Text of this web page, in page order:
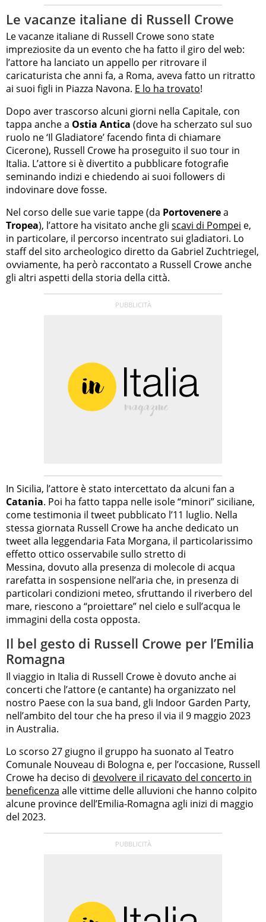
Le vacanze italiane di Russell Crowe
Le vacanze italiane di Russell Crowe sono state
impreziosite da un evento che ha fatto il giro del web:
l’attore ha lanciato un appello per ritrovare il
caricaturista che anni fa, a Roma, aveva fatto un ritratto
ai suoi figli in Piazza Navona. E lo ha trovato!
Dopo aver trascorso alcuni giorni nella Capitale, con
tappa anche a Ostia Antica (dove ha scherzato sul suo
ruolo ne ‘Il Gladiatore’ facendo finta di chiamare
Cicerone), Russell Crowe ha proseguito il suo tour in
Italia. L’attore si è divertito a pubblicare fotografie
seminando indizi e chiedendo ai suoi followers di
indovinare dove fosse.
Nel corso delle sue varie tappe (da Portovenerea
Tropea), l’attore ha visitato anche gli scavi di Pompei e,
in particolare, il percorso incentrato sui gladiatori. Lo
staff del sito archeologico diretto da Gabriel Zuchtriegel,
ovviamente, ha però raccontato a Russell Crowe anche
gli altri aspetti della storia della città.
In Sicilia, l’attore è stato intercettato da alcuni fan a
Catania. Poi ha fatto tappa nelle isole “minori” siciliane,
come testimonia il tweet pubblicato l’11 luglio. Nella
stessa giornata Russell Crowe ha anche dedicato un
tweet alla leggendaria Fata Morgana, il particolarissimo
effetto ottico osservabile sullo stretto di
Messina, dovuto alla presenza di molecole di acqua
rarefatta in sospensione nell’aria che, in presenza di
particolari condizioni meteo, sfruttando il riverbero del
mare, riescono a “proiettare” nel cielo e sull’acqua le
immagini della costa opposta.
Il bel gesto di Russell Crowe per l’Emilia
Romagna
Il viaggio in Italia di Russell Crowe è dovuto anche ai
concerti che l’attore (e cantante) ha organizzato nel
nostro Paese con la sua band, gli Indoor Garden Party,
nell’ambito del tour che ha preso il via il 9 maggio 2023
in Australia.
Lo scorso 27 giugno il gruppo ha suonato al Teatro
Comunale Nouveau di Bologna e, per l’occasione, Russell
Crowe ha deciso di devolvere il ricavato del concerto in
beneficenza alle vittime delle alluvioni che hanno colpito
alcune province dell’Emilia-Romagna agli inizi di maggio
del 2023.